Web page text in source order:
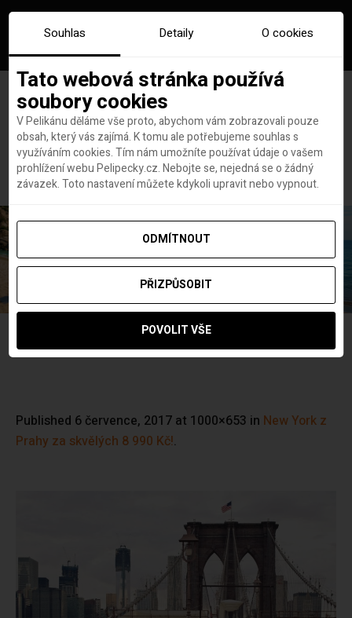
Hlavní stránka new-york-bridge
new-york-bridge
Published 6 července, 2017 at 1000×653 in New York z
Prahy za skvělých 8 990 Kč!.
Souhlas Detaily O cookies
Tato webová stránka používá
soubory cookies
V Pelikánu děláme vše proto, abychom vám zobrazovali pouze
obsah, který vás zajímá. K tomu ale potřebujeme souhlas s
využíváním cookies. Tím nám umožníte používat údaje o vašem
prohlížení webu Pelipecky.cz. Nebojte se, nejedná se o žádný
závazek. Toto nastavení můžete kdykoli upravit nebo vypnout.
ODMÍTNOUT
PŘIZPŮSOBIT
POVOLIT VŠE